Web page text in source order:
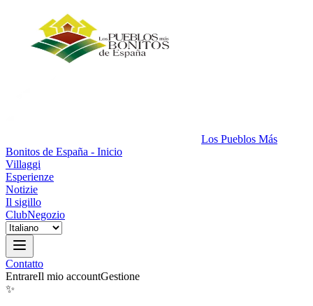
Los Pueblos Más
Bonitos de España - Inicio
Villaggi
Esperienze
Notizie
Il sigillo
ClubNegozio
Contatto
EntrareIl mio accountGestione
✨